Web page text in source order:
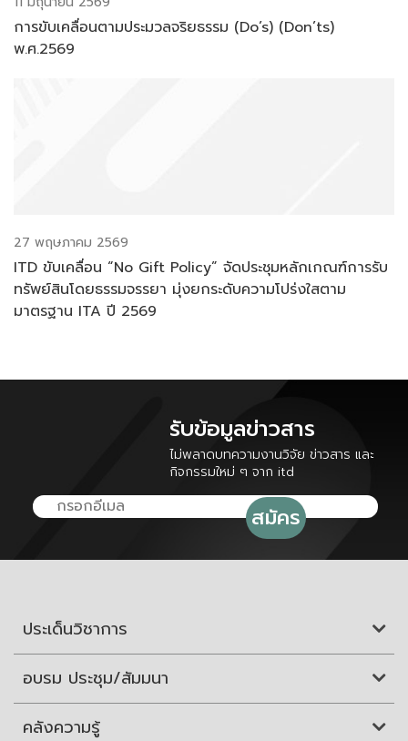
การขับเคลื่อนตามประมวลจริยธรรม (Do’s) (Don’ts)
พ.ศ.2569
27 พฤษภาคม 2569
ITD ขับเคลื่อน “No Gift Policy” จัดประชุมหลักเกณฑ์การรับ
ทรัพย์สินโดยธรรมจรรยา มุ่งยกระดับความโปร่งใสตาม
มาตรฐาน ITA ปี 2569
รับข้อมูลข่าวสาร
ไม่พลาดบทความงานวิจัย ข่าวสาร และ
กิจกรรมใหม่ ๆ จาก itd
ประเด็นวิชาการ
อบรม ประชุม/สัมมนา
คลังความรู้